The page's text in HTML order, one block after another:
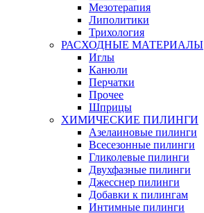
Мезотерапия
Липолитики
Трихология
РАСХОДНЫЕ МАТЕРИАЛЫ
Иглы
Канюли
Перчатки
Прочее
Шприцы
ХИМИЧЕСКИЕ ПИЛИНГИ
Азелаиновые пилинги
Всесезонные пилинги
Гликолевые пилинги
Двухфазные пилинги
Джесснер пилинги
Добавки к пилингам
Интимные пилинги